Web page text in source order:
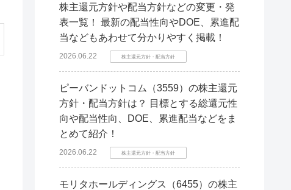
株主還元方針や配当方針などの変更・発
表一覧！ 最新の配当性向やDOE、累進配
当などもあわせて分かりやすく掲載！
2026.06.22 株主還元方針・配当方針
ピーバンドットコム（3559）の株主還元
方針・配当方針は？ 目標とする総還元性
向や配当性向、DOE、累進配当などをま
とめて紹介！
2026.06.22 株主還元方針・配当方針
モリタホールディングス（6455）の株主